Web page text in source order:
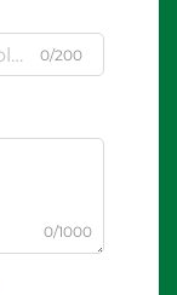
0/200
0/1000